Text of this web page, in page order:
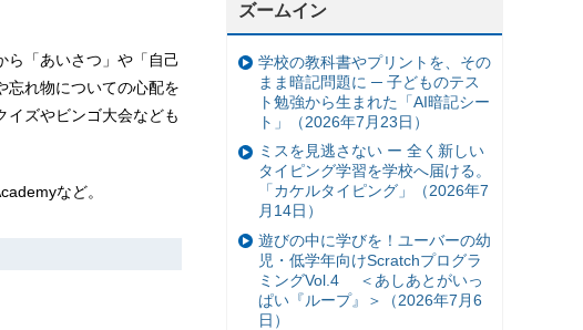
ら「あいさつ」や「自己
忘れ物についての心配を
イズやビンゴ大会なども
など。
ズームイン
学校の教科書やプリントを、その
まま暗記問題に ─ 子どものテス
ト勉強から生まれた「AI暗記シー
ト」（2026年7月23日）
ミスを見逃さない ー 全く新しい
タイピング学習を学校へ届ける。
「カケルタイピング」（2026年7
月14日）
遊びの中に学びを！ユーバーの幼
児・低学年向けScratchプログラ
ミングVol.4 ＜あしあとがいっ
ぱい『ループ』＞（2026年7月6
日）